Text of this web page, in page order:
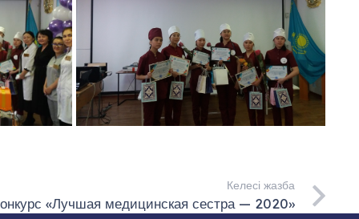
Келесі жазба
«Лучшая медицинская сестра — 2020»